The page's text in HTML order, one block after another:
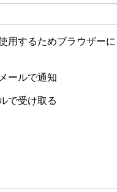
用するためブラウザー
ールで通知
で受け取る